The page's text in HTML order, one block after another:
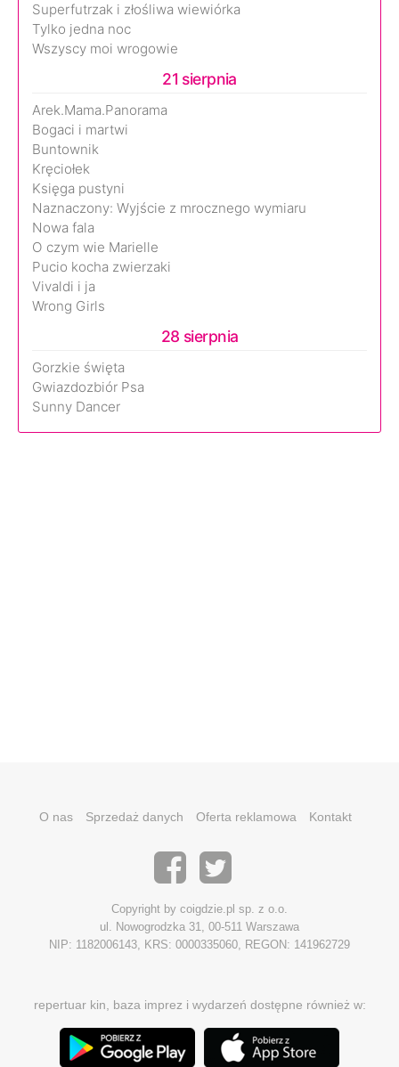
Superfutrzak i złośliwa wiewiórka
Tylko jedna noc
Wszyscy moi wrogowie
21 sierpnia
Arek.Mama.Panorama
Bogaci i martwi
Buntownik
Kręciołek
Księga pustyni
Naznaczony: Wyjście z mrocznego wymiaru
Nowa fala
O czym wie Marielle
Pucio kocha zwierzaki
Vivaldi i ja
Wrong Girls
28 sierpnia
Gorzkie święta
Gwiazdozbiór Psa
Sunny Dancer
O nas Sprzedaż danych Oferta reklamowa Kontakt
Copyright by coigdzie.pl sp. z o.o.
ul. Nowogrodzka 31, 00-511 Warszawa
NIP: 1182006143, KRS: 0000335060, REGON: 141962729
repertuar kin, baza imprez i wydarzeń dostępne również w: